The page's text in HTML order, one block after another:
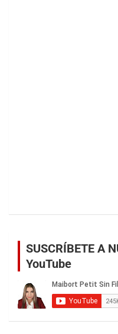
SUSCRÍBETE A
YouTube